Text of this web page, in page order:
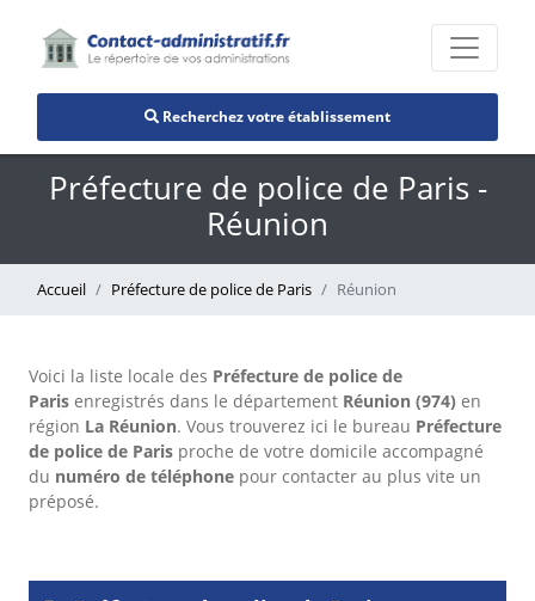
Recherchez votre établissement
Préfecture de police de Paris -
Réunion
Accueil Préfecture de police de Paris Réunion
Voici la liste locale des Préfecture de police de
Paris enregistrés dans le département Réunion (974) en
région La Réunion. Vous trouverez ici le bureau Préfecture
de police de Paris proche de votre domicile accompagné
du numéro de téléphone pour contacter au plus vite un
préposé.